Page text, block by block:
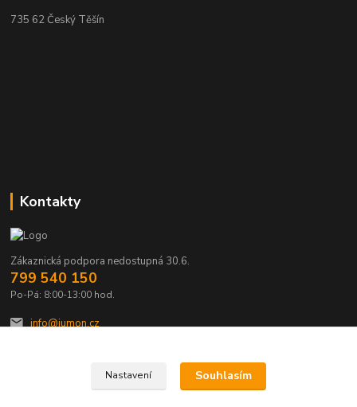
735 62 Český Těšín
Kontakty
Zákaznická podpora nedostupná 30.6.
799 540 150
Po-Pá: 8:00-13:00 hod.
info@jumon.cz
Nastavení Souhlasím